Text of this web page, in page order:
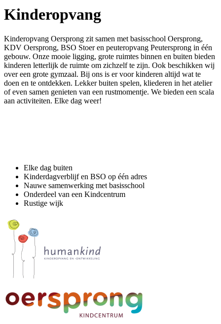
Kinderopvang
Kinderopvang Oersprong zit samen met basisschool Oersprong,
KDV Oersprong, BSO Stoer en peuteropvang Peutersprong in één
gebouw. Onze mooie ligging, grote ruimtes binnen en buiten bieden
kinderen letterlijk de ruimte om zichzelf te zijn. Ook beschikken wij
over een grote gymzaal. Bij ons is er voor kinderen altijd wat te
doen en te ontdekken. Lekker buiten spelen, kliederen in het atelier
of even samen genieten van een rustmomentje. We bieden een scala
aan activiteiten. Elke dag weer!
Elke dag buiten
Kinderdagverblijf en BSO op één adres
Nauwe samenwerking met basisschool
Onderdeel van een Kindcentrum
Rustige wijk